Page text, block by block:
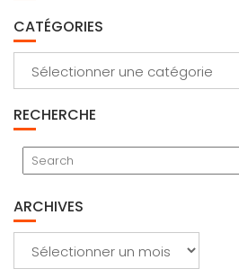
CATÉGORIES
RECHERCHE
ARCHIVES